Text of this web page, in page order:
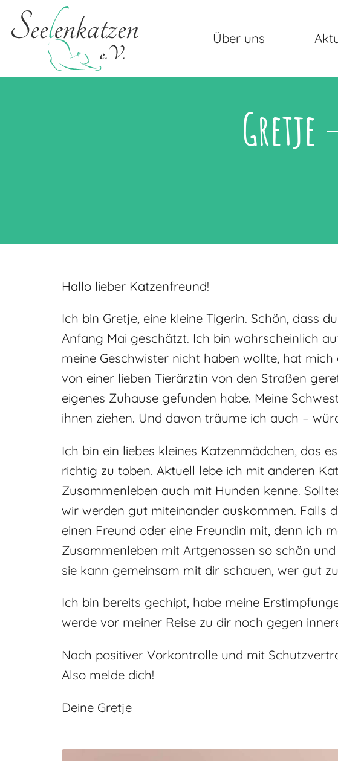
Über uns
Gretje
Hallo lieber Katzenfreund!
Ich bin Gretje, eine kleine Tigerin. Schön, dass
Anfang Mai geschätzt. Ich bin wahrscheinlich
meine Geschwister nicht haben wollte, hat
von einer lieben Tierärztin von den Straßen
eigenes Zuhause gefunden habe. Meine
ihnen ziehen. Und davon träume ich auch –
Ich bin ein liebes kleines Katzenmädchen, das
richtig zu toben. Aktuell lebe ich mit anderen
Zusammenleben auch mit Hunden kenne.
wir werden gut miteinander auskommen. Falls
einen Freund oder eine Freundin mit, denn ich
Zusammenleben mit Artgenossen so schön
sie kann gemeinsam mit dir schauen, wer gut
Ich bin bereits gechipt, habe meine
werde vor meiner Reise zu dir noch gegen
Nach positiver Vorkontrolle und mit
Also melde dich!
Deine Gretje